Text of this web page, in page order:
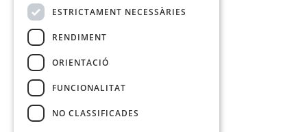
ESTRICTAMENT NECESSÀRIES
RENDIMENT
ORIENTACIÓ
FUNCIONALITAT
NO CLASSIFICADES